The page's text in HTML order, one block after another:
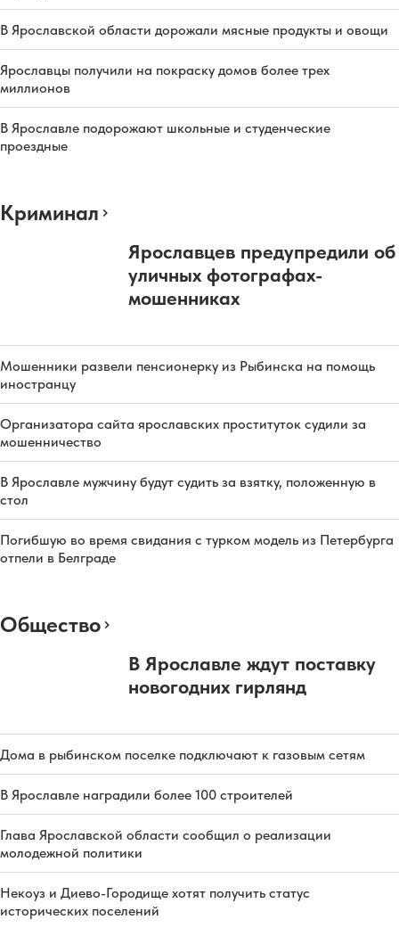
В Ярославской области дорожали мясные продукты и овощи
Ярославцы получили на покраску домов более трех
миллионов
В Ярославле подорожают школьные и студенческие
проездные
Криминал
Ярославцев предупредили об
уличных фотографах-
мошенниках
Мошенники развели пенсионерку из Рыбинска на помощь
иностранцу
Организатора сайта ярославских проституток судили за
мошенничество
В Ярославле мужчину будут судить за взятку, положенную в
стол
Погибшую во время свидания с турком модель из Петербурга
отпели в Белграде
Общество
В Ярославле ждут поставку
новогодних гирлянд
Дома в рыбинском поселке подключают к газовым сетям
В Ярославле наградили более 100 строителей
Глава Ярославской области сообщил о реализации
молодежной политики
Некоуз и Диево-Городище хотят получить статус
исторических поселений